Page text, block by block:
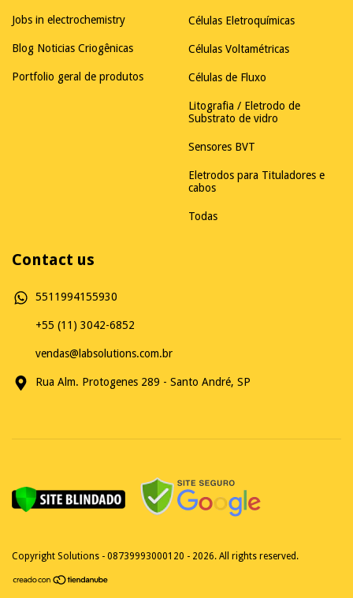
Jobs in electrochemistry
Blog Noticias Criogênicas
Portfolio geral de produtos
Células Eletroquímicas
Células Voltamétricas
Células de Fluxo
Litografia / Eletrodo de
Substrato de vidro
Sensores BVT
Eletrodos para Tituladores e
cabos
Todas
Contact us
5511994155930
+55 (11) 3042-6852
vendas@labsolutions.com.br
Rua Alm. Protogenes 289 - Santo André, SP
Copyright Solutions - 08739993000120 - 2026. All rights reserved.